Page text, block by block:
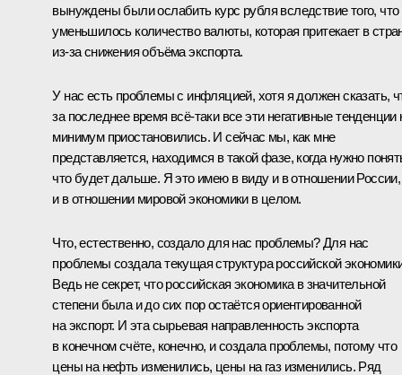
вынуждены были ослабить курс рубля вследствие того, что
уменьшилось количество валюты, которая притекает в
из‑за снижения объёма экспорта.
У нас есть проблемы с инфляцией, хотя я должен сказать,
за последнее время всё‑таки все эти негативные тенденции
минимум приостановились. И сейчас мы, как мне
представляется, находимся в такой фазе, когда нужно
что будет дальше. Я это имею в виду и в отношении России,
и в отношении мировой экономики в целом.
Что, естественно, создало для нас проблемы? Для нас
проблемы создала текущая структура российской
Ведь не секрет, что российская экономика в значительной
степени была и до сих пор остаётся ориентированной
на экспорт. И эта сырьевая направленность экспорта
в конечном счёте, конечно, и создала проблемы, потому что
цены на нефть изменились, цены на газ изменились. Ряд